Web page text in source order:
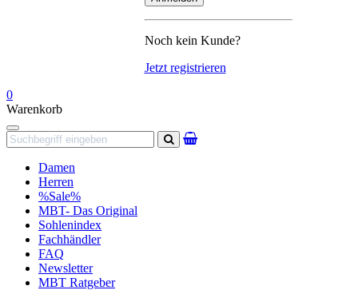
Noch kein Kunde?
Jetzt registrieren
0
Warenkorb
Navigation
Suchen
Damen
Herren
%Sale%
MBT- Das Original
Sohlenindex
Fachhändler
FAQ
Newsletter
MBT Ratgeber